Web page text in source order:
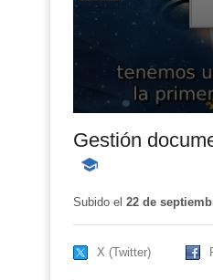
Gestión
-
educativo
Subido el 22 de
X (Twitter)